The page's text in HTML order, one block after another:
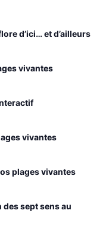
d’ici… et d’ailleurs
vivantes
vivantes
plages vivantes
sept sens au